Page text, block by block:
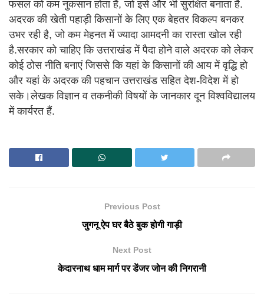
फसल को कम नुकसान होता है, जो इसे और भी सुरक्षित बनाता है.
अदरक की खेती पहाड़ी किसानों के लिए एक बेहतर विकल्प बनकर
उभर रही है, जो कम मेहनत में ज्यादा आमदनी का रास्ता खोल रही
है.सरकार को चाहिए कि उत्तराखंड में पैदा होने वाले अदरक को लेकर
कोई ठोस नीति बनाएं जिससे कि यहां के किसानों की आय में वृद्धि हो
और यहां के अदरक की पहचान उत्तराखंड सहित देश-विदेश में हो
सके।लेखक विज्ञान व तकनीकी विषयों के जानकार दून विश्वविद्यालय
में कार्यरत हैं.
Previous Post
जुगनू ऐप घर बैठे बुक होगी गाड़ी
Next Post
केदारनाथ धाम मार्ग पर डेंजर जोन की निगरानी